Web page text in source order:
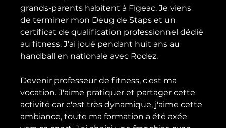
grands-parents habitent à Figeac. Je viens
de terminer mon Deug de Staps et un
certificat de qualification professionnel dédié
au fitness. J'ai joué pendant huit ans au
handball en nationale avec Rodez.
Devenir professeur de fitness, c'est ma
vocation. J'aime pratiquer et partager cette
activité car c'est très dynamique, j'aime cette
ambiance, toute ma formation a été axée